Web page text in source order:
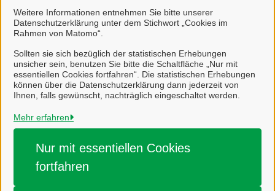
Weitere Informationen entnehmen Sie bitte unserer
Datenschutzerklärung unter dem Stichwort „Cookies im
Rahmen von Matomo“.
Sollten sie sich bezüglich der statistischen Erhebungen
unsicher sein, benutzen Sie bitte die Schaltfläche „Nur mit
essentiellen Cookies fortfahren“. Die statistischen Erhebungen
können über die Datenschutzerklärung dann jederzeit von
Ihnen, falls gewünscht, nachträglich eingeschaltet werden.
Mehr erfahren
Nur mit essentiellen Cookies
fortfahren
Sportstätten und freie Zeiten suchen
Stadt Salzgitter
Alle Rechte vorbehalten
Impressum